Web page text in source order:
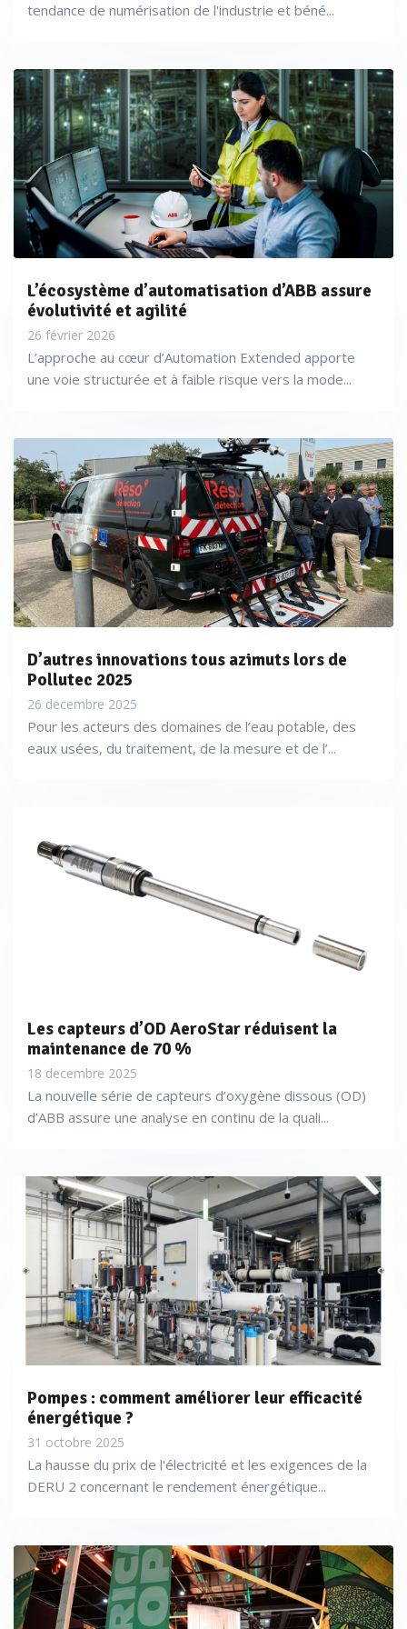
tendance de numérisation de l'industrie et béné...
L’écosystème d’automatisation d’ABB assure
évolutivité et agilité
26 février 2026
L’approche au cœur d’Automation Extended apporte
une voie structurée et à faible risque vers la mode...
D’autres innovations tous azimuts lors de
Pollutec 2025
26 decembre 2025
Pour les acteurs des domaines de l’eau potable, des
eaux usées, du traitement, de la mesure et de l’...
Les capteurs d’OD AeroStar réduisent la
maintenance de 70 %
18 decembre 2025
La nouvelle série de capteurs d’oxygène dissous (OD)
d’ABB assure une analyse en continu de la quali...
Pompes : comment améliorer leur efficacité
énergétique ?
31 octobre 2025
La hausse du prix de l'électricité et les exigences de la
DERU 2 concernant le rendement énergétique...